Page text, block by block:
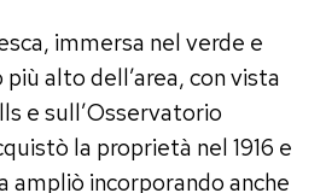
immersa nel verde e
alto dell’area, con vista
e sull’Osservatorio
la proprietà nel 1916 e
ampliò incorporando anche